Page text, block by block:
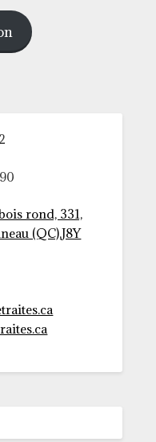
rond, 331,
(QC),J8Y